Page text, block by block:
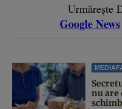
Urmărește
Google News
nu